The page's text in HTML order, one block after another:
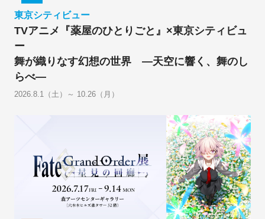
東京シティビュー
TVアニメ『薬屋のひとりごと』×東京シティビュ
ー
舞が織りなす幻想の世界 ―天空に響く、舞のし
らべ―
2026.8.1（土）～ 10.26（月）